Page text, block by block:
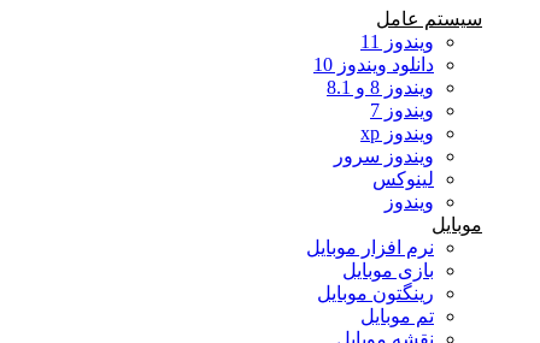
سیستم عامل
ویندوز 11
دانلود ویندوز 10
ویندوز 8 و 8.1
ویندوز 7
ویندوز xp
ویندوز سرور
لینوکس
ویندوز
نرم افزار موبایل
بازی موبایل
رینگتون موبایل
تم موبایل
نقشه موبایل